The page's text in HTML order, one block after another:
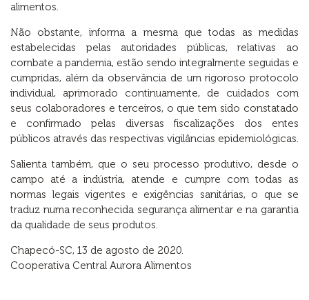
alimentos.
Não obstante, informa a mesma que todas as medidas
estabelecidas pelas autoridades públicas, relativas ao
combate a pandemia, estão sendo integralmente seguidas e
cumpridas, além da observância de um rigoroso protocolo
individual, aprimorado continuamente, de cuidados com
seus colaboradores e terceiros, o que tem sido constatado
e confirmado pelas diversas fiscalizações dos entes
públicos através das respectivas vigilâncias epidemiológicas.
Salienta também, que o seu processo produtivo, desde o
campo até a indústria, atende e cumpre com todas as
normas legais vigentes e exigências sanitárias, o que se
traduz numa reconhecida segurança alimentar e na garantia
da qualidade de seus produtos.
Chapecó-SC, 13 de agosto de 2020.
Cooperativa Central Aurora Alimentos